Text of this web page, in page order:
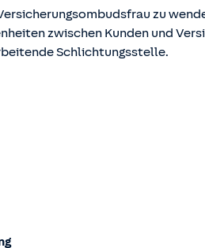
zu
zwischen Kunden und
Schlichtungsstelle.